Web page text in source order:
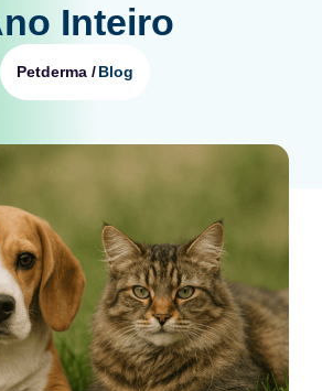
Inteiro
Petderma /Blog